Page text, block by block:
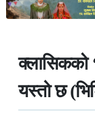
क्लासिकको
यस्तो छ